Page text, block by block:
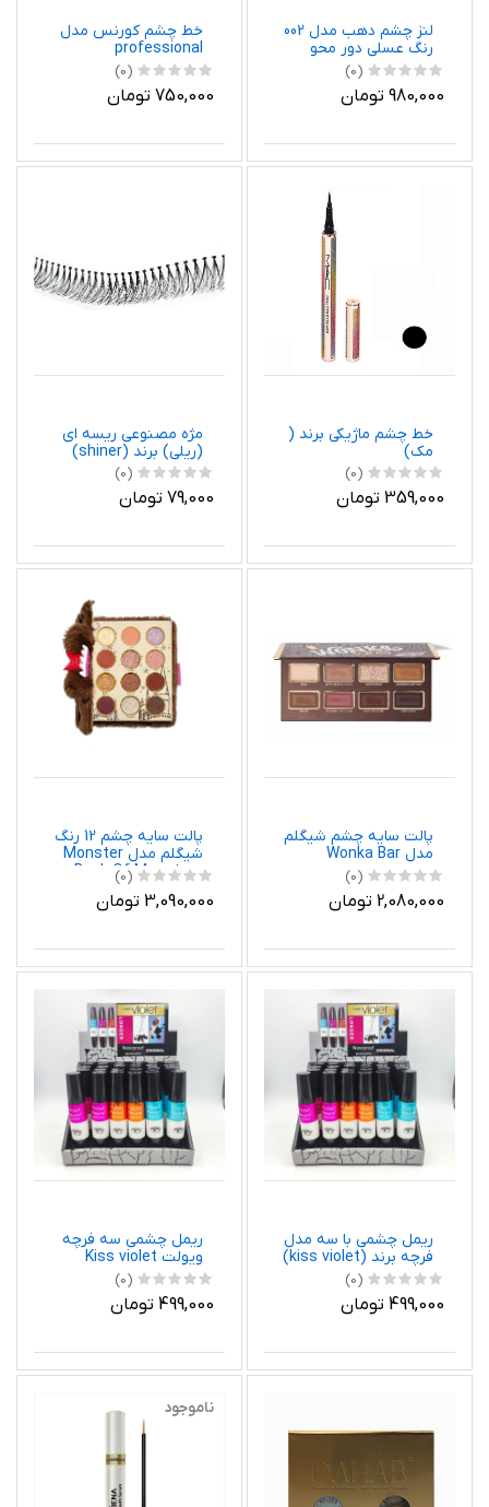
لنز چشم دهب مدل 002
رنگ عسلی دور محو
(0)
980,000 تومان
خط چشم کورنس مدل
professional
(0)
750,000 تومان
خط چشم ماژیکی برند (
مک)
(0)
359,000 تومان
مژه مصنوعی ریسه ای
(ریلی) برند (shiner)
(0)
79,000 تومان
پالت سایه چشم شیگلم
مدل Wonka Bar
(0)
2,080,000 تومان
پالت سایه چشم 12 رنگ
شیگلم مدل Monster
Book Of Monsters
(0)
3,090,000 تومان
ریمل چشمی با سه مدل
فرچه برند (kiss violet)
(0)
499,000 تومان
ریمل چشمی سه فرچه
ویولت Kiss violet
(0)
499,000 تومان
ناموجود